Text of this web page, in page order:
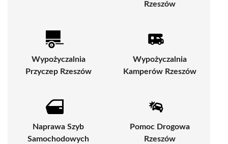
Rzeszów
Wypożyczalnia
Przyczep Rzeszów
Wypożyczalnia
Kamperów Rzeszów
Naprawa Szyb
Samochodowych
Pomoc Drogowa
Rzeszów